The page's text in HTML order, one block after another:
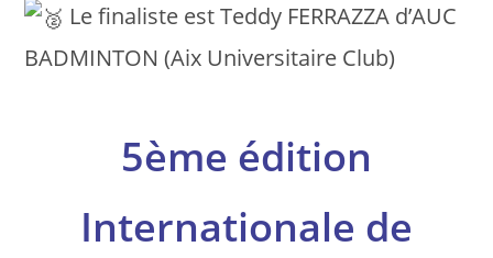
Le finaliste est Teddy FERRAZZA d’AUC
BADMINTON (Aix Universitaire Club)
5ème édition
Internationale de